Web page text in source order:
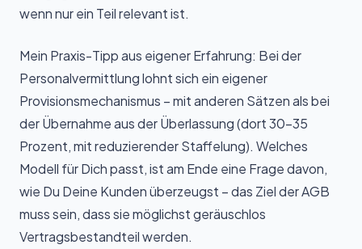
wenn nur ein Teil relevant ist.
Mein Praxis-Tipp aus eigener Erfahrung: Bei der
Personalvermittlung lohnt sich ein eigener
Provisionsmechanismus – mit anderen Sätzen als bei
der Übernahme aus der Überlassung (dort 30–35
Prozent, mit reduzierender Staffelung). Welches
Modell für Dich passt, ist am Ende eine Frage davon,
wie Du Deine Kunden überzeugst – das Ziel der AGB
muss sein, dass sie möglichst geräuschlos
Vertragsbestandteil werden.